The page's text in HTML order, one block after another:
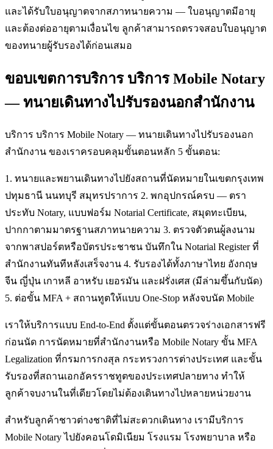
และได้รับใบอนุญาตจากสภาทนายความ — ใบอนุญาตมีอายุ
และต้องต่ออายุตามเงื่อนไข ลูกค้าสามารถตรวจสอบใบอนุญาต
ของทนายผู้รับรองได้ก่อนเสมอ
ขอบเขตการบริการ บริการ Mobile Notary
— ทนายเดินทางไปรับรองนอกสำนักงาน
บริการ บริการ Mobile Notary — ทนายเดินทางไปรับรองนอก
สำนักงาน ของเราครอบคลุมขั้นตอนหลัก 5 ขั้นตอน:
1. ทนายและพยานเดินทางไปยังสถานที่นัดหมายในเขตกรุงเทพ
ปทุมธานี นนทบุรี สมุทรปราการ 2. พกอุปกรณ์ครบ — ตรา
ประทับ Notary, แบบฟอร์ม Notarial Certificate, สมุดทะเบียน,
ปากกาตามมาตรฐานสภาทนายความ 3. ตรวจตัวตนผู้ลงนาม
จากพาสปอร์ตหรือบัตรประชาชน บันทึกใน Notarial Register ที่
สำนักงานทันทีหลังเสร็จงาน 4. รับรองได้ทั้งภาษาไทย อังกฤษ
จีน ญี่ปุ่น เกาหลี อาหรับ เยอรมัน และฝรั่งเศส (มีล่ามขึ้นกับนัด)
5. ต่อขั้น MFA + สถานทูตให้แบบ One-Stop หลังจบนัด Mobile
เราให้บริการแบบ End-to-End ตั้งแต่ขั้นตอนตรวจร่างเอกสารฟรี
ก่อนนัด การนัดหมายที่สำนักงานหรือ Mobile Notary ขั้น MFA
Legalization ที่กรมการกงสุล กระทรวงการต่างประเทศ และขั้น
รับรองที่สถานเอกอัครราชทูตของประเทศปลายทาง ทำให้
ลูกค้าจบงานในที่เดียวโดยไม่ต้องเดินทางไปหลายหน่วยงาน
สำหรับลูกค้าชาวต่างชาติที่ไม่สะดวกเดินทาง เรามีบริการ
Mobile Notary ไปยังคอนโดมิเนียม โรงแรม โรงพยาบาล หรือ